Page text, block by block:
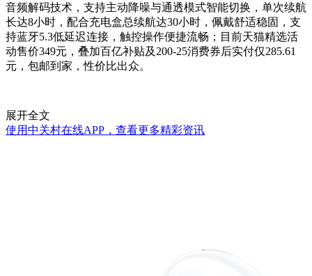
音频解码技术，支持主动降噪与通透模式智能切换，单次续航
长达8小时，配合充电盒总续航达30小时，佩戴舒适稳固，支
持蓝牙5.3低延迟连接，触控操作便捷流畅；目前天猫精选活
动售价349元，叠加百亿补贴及200-25消费券后实付仅285.61
元，包邮到家，性价比出众。
展开全文
使用中关村在线APP，查看更多精彩资讯